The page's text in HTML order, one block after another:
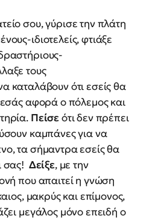
σου, γύρισε την πλάτη
ιδιοτελείς, φτιάξε
τους
καταλάβουν ότι εσείς θα
αφορά ο πόλεμος και
Πείσεότι δεν πρέπει
καμπάνες για να
τα σήμαντρα εσείς θα
σας! Δείξε, με την
που απαιτεί η γνώση
μακρύς και επίμονος,
μεγάλος μόνο επειδή ο